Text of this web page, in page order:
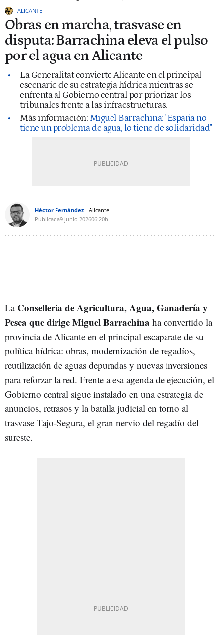
ALICANTE
Obras en marcha, trasvase en
disputa: Barrachina eleva el pulso
por el agua en Alicante
La Generalitat convierte Alicante en el principal
escenario de su estrategia hídrica mientras se
enfrenta al Gobierno central por priorizar los
tribunales frente a las infraestructuras.
Más información: Miguel Barrachina: "España no
tiene un problema de agua, lo tiene de solidaridad"
Héctor Fernández
Alicante
Publicada9 junio 202606:20h
LaConselleria de Agricultura, Agua, Ganadería y
Pesca que dirige Miguel Barrachina ha convertido la
provincia de Alicante en el principal escaparate de su
política hídrica: obras, modernización de regadíos,
reutilización de aguas depuradas y nuevas inversiones
para reforzar la red. Frente a esa agenda de ejecución, el
Gobierno central sigue instalado en una estrategia de
anuncios, retrasos y la batalla judicial en torno al
trasvase Tajo-Segura, el gran nervio del regadío del
sureste.